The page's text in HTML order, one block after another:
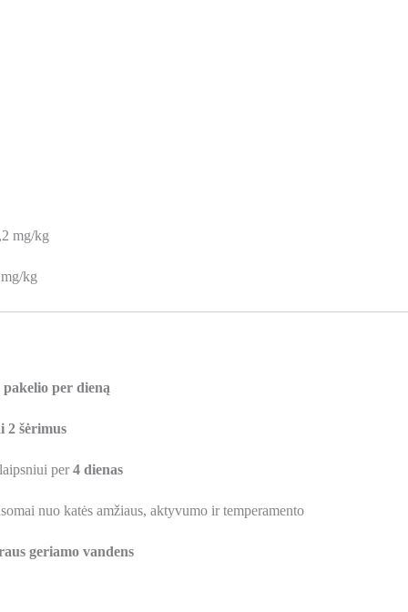
mg/kg
kg
pakelio per dieną
2 šėrimus
per 4 dienas
nuo katės amžiaus, aktyvumo ir temperamento
geriamo vandens